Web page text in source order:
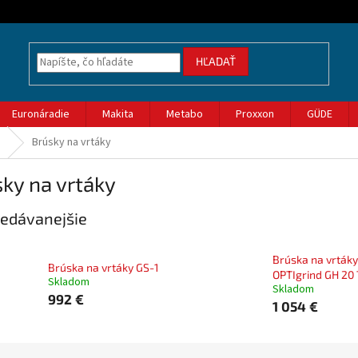
HĽADAŤ
Euronáradie Makita Metabo Proxxon GÜDE
Brúsky na vrtáky
na vrtáky
Brúska na vrtáky GS-1
Skladom
992 €
Brúska na vrtáky
OPTIgrind GH 20
Skladom
1 054 €